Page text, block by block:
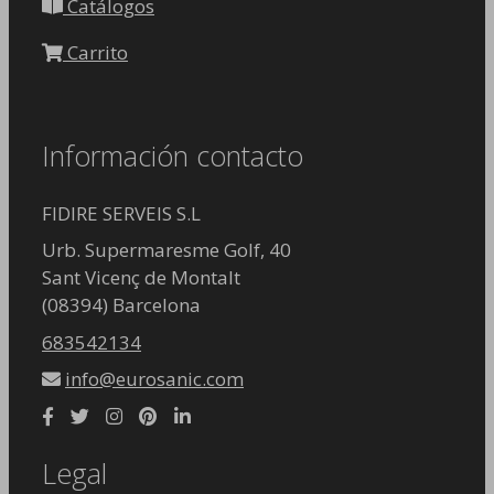
Catálogos
Carrito
Información contacto
FIDIRE SERVEIS S.L
Urb. Supermaresme Golf, 40
Sant Vicenç de Montalt
(08394) Barcelona
683542134
info@eurosanic.com
Legal